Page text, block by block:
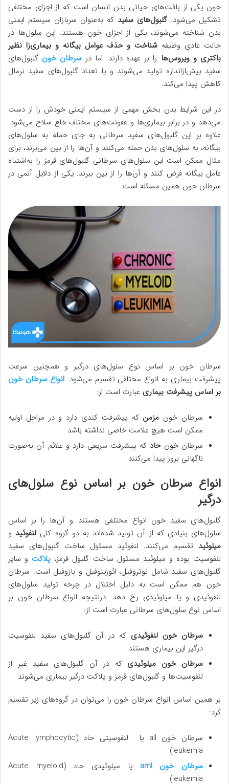
خون یکی از بافت‌های حیاتی بدن انسان است که از اجزای مختلفی
تشکیل می‌شود. گلبول‌های سفید که به‌عنوان سربازان سیستم ایمنی
بدن شناخته می‌شوند، یکی از اجزای خون هستند. این سلول‌ها در
حالت عادی وظیفه شناخت و حذف عوامل بیگانه و بیماری‌زا نظیر
باکتری و ویروس‌ها را بر عهده دارند. اما در سرطان خون گلبول‌های
سفید بیش‌ازاندازه تولید می‌شوند و یا تعداد گلبول‌های سفید نرمال
کاهش پیدا می‌کند.
در این شرایط بدن بخش مهمی از سیستم ایمنی خودش را از دست
می‌دهد و در برابر بیماری‌ها و عفونت‌های مختلف خلع سلاح می‌شود.
علاوه بر این گلبول‌های سفید سرطانی به جای حمله به سلول‌های
بیگانه، به سلول‌های بدن حمله می‌کنند و آن‌ها را از بین می‌برند، برای
مثال ممکن است این سلول‌های سرطانی گلبول‌های قرمز را به‌اشتباه
عامل بیگانه فرض کنند و آن‌ها را از بین ببرند. یکی از دلایل آنمی در
سرطان خون همین مسئله است.
سرطان خون بر اساس نوع سلول‌های درگیر و همچنین سرعت
پیشرفت بیماری به انواع مختلفی تقسیم می‌شود.انواع سرطان خون
بر اساس پیشرفت بیماری عبارت است از:
سرطان خون مزمن که پیشرفت کندی دارد و در مراحل اولیه
ممکن است هیچ علامت خاصی نداشته باشد
سرطان خونحاد که پیشرفت سریعی دارد و علائم آن به‌صورت
ناگهانی بروز پیدا می‌کنند
انواع سرطان خون بر اساس نوع سلول‌های
درگیر
گلبول‌های سفید خون انواع مختلفی هستند و آن‌ها را بر اساس
سلول‌های بنیادی که از آن تولید شده‌اند به دو گروه کلی لنفوئیدو
میلوئید تقسیم می‌کنند. لنفوئید مسئول ساخت گلبول‌های سفید
لنفوسیت بوده و میلوئید مسئول ساخت گلبول قرمز، پلاکت و سایر
گلبول‌های سفید شامل نوتروفیل، ائوزینوفیل و بازوفیل است. سرطان
خون هم ممکن است به دلیل اختلال در چرخه تولید سلول‌های
لنفوئیدی و یا میلوئیدی رخ دهد. درنتیجه انواع سرطان خون بر
اساس نوع سلول‌های سرطانی عبارت است از:
سرطان خون لنفوئیدی که در آن گلبول‌های سفید لنفوسیت
درگیر این بیماری هستند
سرطان خون میلوئیدی که در آن گلبول‌های سفید غیر از
لنفوسیت‌ها و گلبول‌های قرمز و پلاکت درگیر بیماری می‌شوند
بر همین اساس انواع سرطان خون را می‌توان در گروه‌های زیر تقسیم
کرد:
سرطان خون all یا لنفوسیتی حاد (Acute lymphocytic
leukemia)
سرطان خون aml
یا میلوئیدی حاد (Acute myeloid
leukemia)